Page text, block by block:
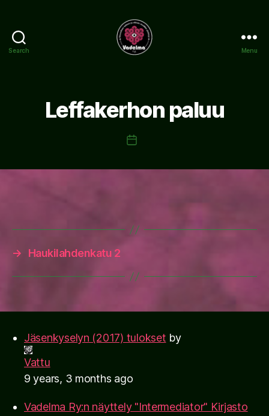
Search Menu
Leffakerhon paluu
Post
→ Haukilahdenkatu 2
Jäsenkyselyn (2017) tulokset by
Vattu
9 years, 3 months ago
Vadelma Ry:n näyttely "Intermediator" Kirjasto